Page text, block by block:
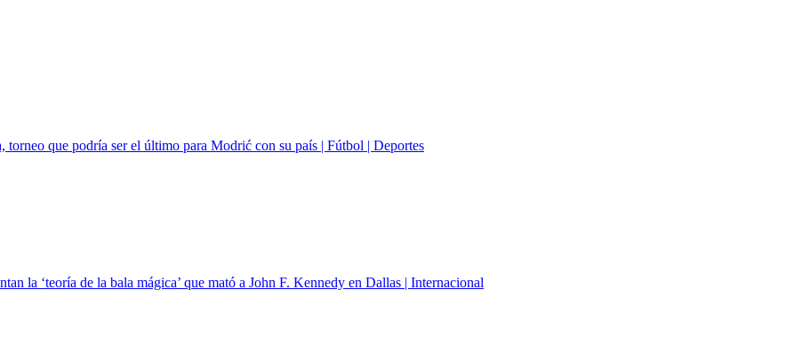
torneo que podría ser el último para Modrić con su país | Fútbol | Deportes
la ‘teoría de la bala mágica’ que mató a John F. Kennedy en Dallas | Internacional